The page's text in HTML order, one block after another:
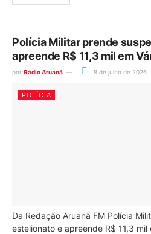
Polícia Militar prende
apreende R$ 11,3 mil em
por Rádio Aruanã 8 de julho de 2026
POLÍCIA
Da Redação Aruanã FM Polícia
estelionato e apreende R$ 11,3 mil